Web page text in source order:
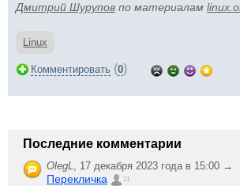
Дмитрий Шурупов по материалам
Linux
Комментировать (0)
Последние комментарии
OlegL, 17 декабря 2023 года в 15:00 →
Перекличка 21